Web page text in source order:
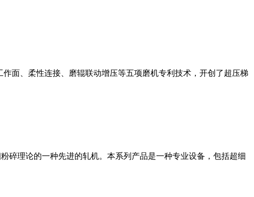
面、柔性连接、磨辊联动增压等五项磨机专利技术，开创了超压梯
碎理论的一种先进的轧机。本系列产品是一种专业设备，包括超细